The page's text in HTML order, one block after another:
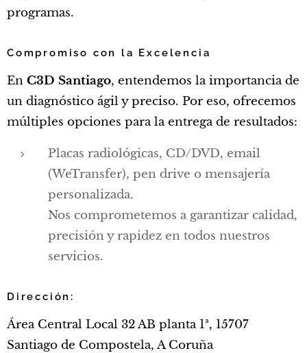
programas.
Compromiso con la Excelencia
En C3D Santiago, entendemos la importancia de
un diagnóstico ágil y preciso. Por eso, ofrecemos
múltiples opciones para la entrega de resultados:
Placas radiológicas, CD/DVD, email
(WeTransfer), pen drive o mensajería
personalizada.
Nos comprometemos a garantizar calidad,
precisión y rapidez en todos nuestros
servicios.
Dirección:
Área Central Local 32 AB planta 1ª, 15707
Santiago de Compostela, A Coruña